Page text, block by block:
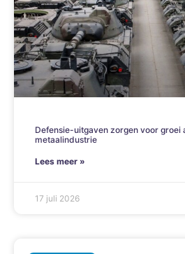
Defensie-uitgaven zorgen voor groei
metaalindustrie
Lees meer »
17 juli 2026